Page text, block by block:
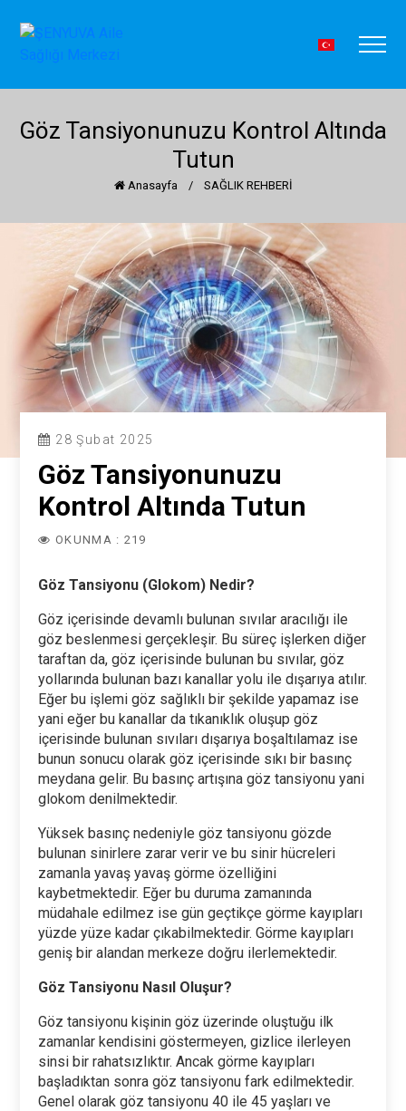
Göz Tansiyonunuzu Kontrol Altında
Tutun
Anasayfa / SAĞLIK REHBERİ
28 Şubat 2025
Göz Tansiyonunuzu
Kontrol Altında Tutun
OKUNMA : 219
Göz Tansiyonu (Glokom) Nedir?
Göz içerisinde devamlı bulunan sıvılar aracılığı ile
göz beslenmesi gerçekleşir. Bu süreç işlerken diğer
taraftan da, göz içerisinde bulunan bu sıvılar, göz
yollarında bulunan bazı kanallar yolu ile dışarıya atılır.
Eğer bu işlemi göz sağlıklı bir şekilde yapamaz ise
yani eğer bu kanallar da tıkanıklık oluşup göz
içerisinde bulunan sıvıları dışarıya boşaltılamaz ise
bunun sonucu olarak göz içerisinde sıkı bir basınç
meydana gelir. Bu basınç artışına göz tansiyonu yani
glokom denilmektedir.
Yüksek basınç nedeniyle göz tansiyonu gözde
bulunan sinirlere zarar verir ve bu sinir hücreleri
zamanla yavaş yavaş görme özelliğini
kaybetmektedir. Eğer bu duruma zamanında
müdahale edilmez ise gün geçtikçe görme kayıpları
yüzde yüze kadar çıkabilmektedir. Görme kayıpları
geniş bir alandan merkeze doğru ilerlemektedir.
Göz Tansiyonu Nasıl Oluşur?
Göz tansiyonu kişinin göz üzerinde oluştuğu ilk
zamanlar kendisini göstermeyen, gizlice ilerleyen
sinsi bir rahatsızlıktır. Ancak görme kayıpları
başladıktan sonra göz tansiyonu fark edilmektedir.
Genel olarak göz tansiyonu 40 ile 45 yaşları ve